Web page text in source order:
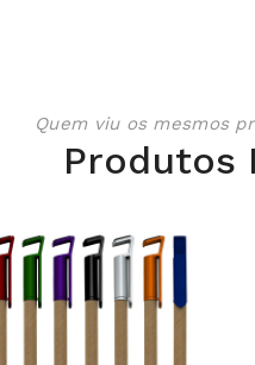
Quem viu os mesmos
Produtos